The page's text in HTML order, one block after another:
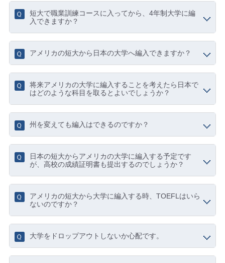
短大で職業訓練コースに入ってから、4年制大学に編
入できますか？
アメリカの短大から日本の大学へ編入できますか？
将来アメリカの大学に編入することを考えたら日本で
はどのような科目を取るとよいでしょうか？
州を変えても編入はできるのですか？
日本の短大からアメリカの大学に編入する予定です
が、高校の成績証明書も提出するのでしょうか？
アメリカの短大から大学に編入する時、TOEFLはいら
ないのですか？
大学をドロップアウトしないか心配です。